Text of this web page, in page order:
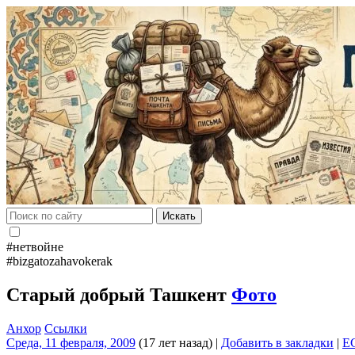
Искать
#нетвойне
#bizgatozahavokerak
Старый добрый Ташкент Фото
Анхор Ссылки
Среда, 11 февраля, 2009 (17 лет назад) | Добавить в закладки |